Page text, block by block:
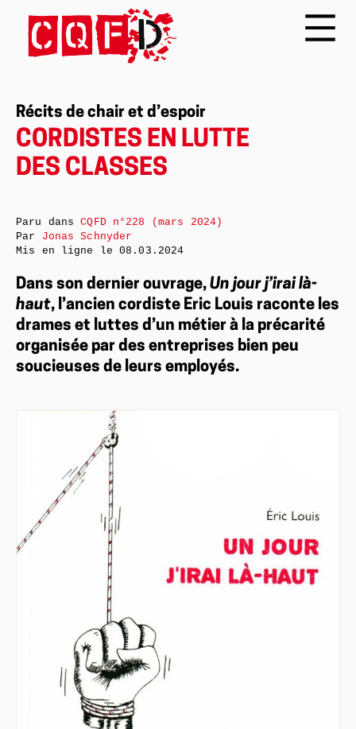
Récits de chair et d’espoir
CORDISTES EN LUTTE
DES CLASSES
Dans son dernier ouvrage, Un jour j’irai là-
haut, l’ancien cordiste Eric Louis raconte les
drames et luttes d’un métier à la précarité
organisée par des entreprises bien peu
soucieuses de leurs employés.
Paru dansCQFD n°228 (mars 2024)
Par Jonas Schnyder
Mis en ligne le08.03.2024